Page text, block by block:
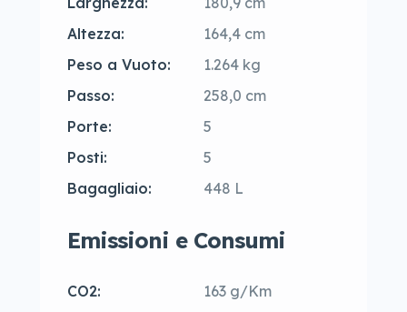
Altezza:
164,4 cm
Peso a Vuoto:
1.264 kg
Passo:
258,0 cm
Porte:
5
Posti:
5
Bagagliaio:
448 L
Emissioni e Consumi
CO2:
163 g/Km